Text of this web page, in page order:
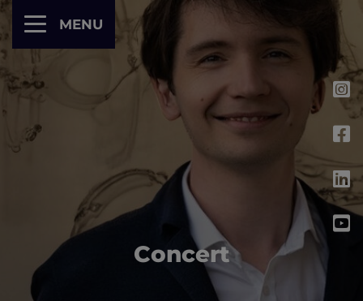
MENU
Concert
Panneau de gestion des cookies